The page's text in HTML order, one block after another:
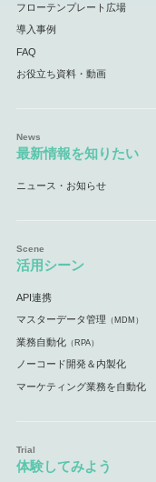
フローテンプレート広場
導入事例
FAQ
お役立ち資料・動画
最新情報を知りたい
ニュース・お知らせ
活用シーン
API連携
マスターデータ管理 （MDM）
業務自動化（RPA）
ノーコード開発＆内製化
マーケティング業務を自動化
体験してみよう